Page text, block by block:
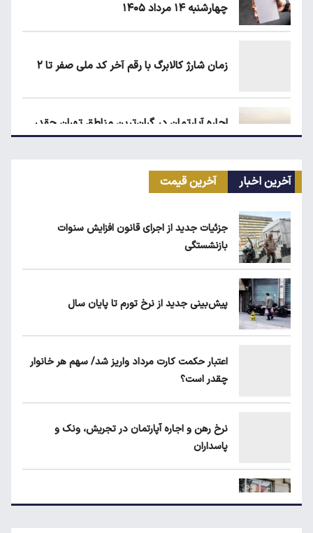
چهارشنبه ۱۴ مرداد ۱۴۰۵
زمان شارژ کالابرگ با رقم آخر کد ملی صفر تا ۲
اجاره آپارتمان در گران‌ترین مناطق تهران چقدر
است؟
ماجرای محدودیت گوشت برزیلی در اروپا
شرط جدید دریافت یارانه و کالابرگ
آخرین اخبار آخرین قیمت
جزئیات جدید از اجرای قانون افزایش سنوات
بازنشستگی
پیش‌بینی جدید از نرخ تورم تا پایان سال
اعتبار حکمت کارت مرداد واریز شد/ سهم هر خانوار
چقدر است؟
نرخ رهن و اجاره آپارتمان در تجریش، ونک و
پاسداران
شرط جدید دریافت یارانه و کالابرگ